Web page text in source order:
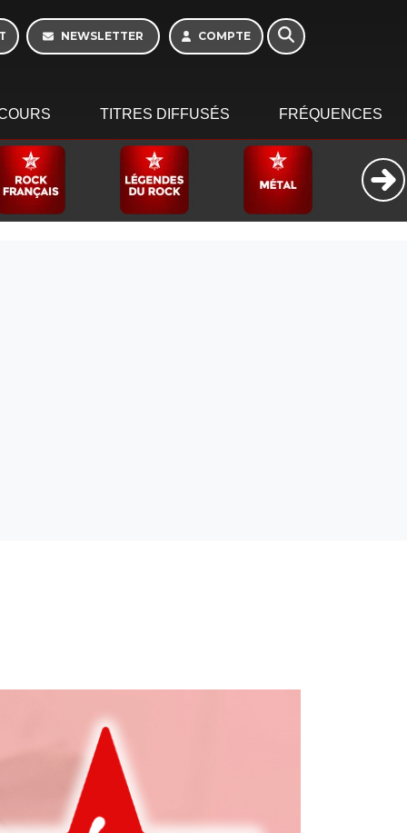
NEWSLETTER COMPTE
TITRES DIFFUSÉS FRÉQUENCES
Week-end de 06h à
12h